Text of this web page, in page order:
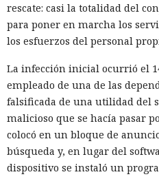
rescate: casi la totalidad del
para poner en marcha los
los esfuerzos del personal
La infección inicial ocurrió el
empleado de una de las
falsificada de una utilidad del
malicioso que se hacía pasar
colocó en un bloque de
búsqueda y, en lugar del
dispositivo se instaló un